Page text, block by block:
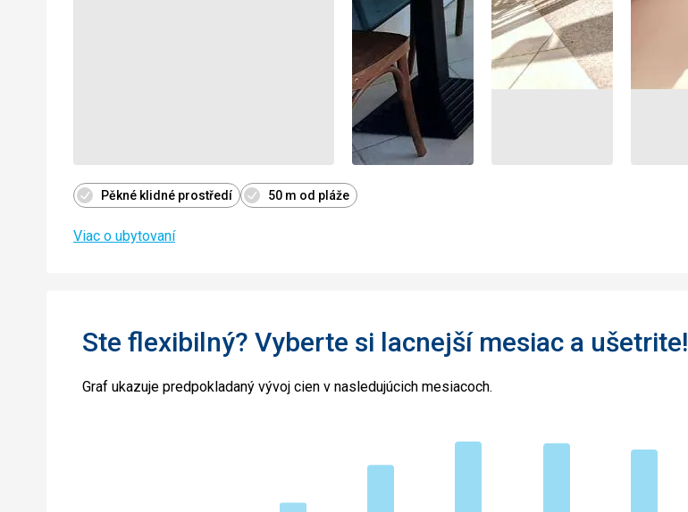
Pěkné klidné prostředí 50 m od pláže
Viac o ubytovaní
Ste flexibilný? Vyberte si lacnejší mesiac a ušetrite!
Graf ukazuje predpokladaný vývoj cien v nasledujúcich mesiacoch.